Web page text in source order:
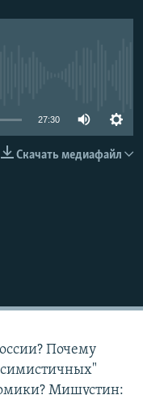
27:30
Скачать медиафайл
Почему
Мишустин: